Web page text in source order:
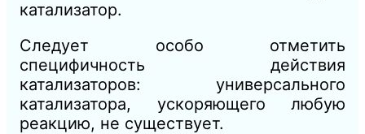
катализатор.
Следует особо отметить
специфичность действия
катализаторов: универсального
катализатора, ускоряющего любую
реакцию, не существует.